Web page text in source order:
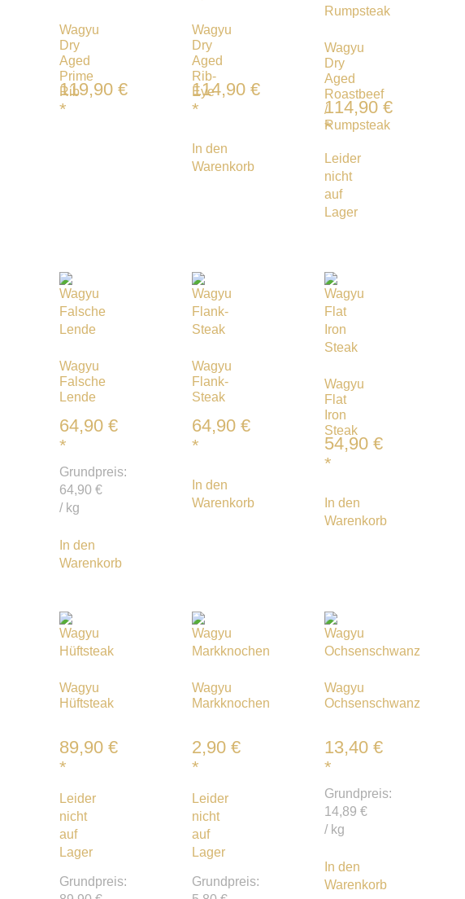
Wagyu
Dry
Aged
Prime
Rib
119,90 €
*
Wagyu
Dry
Aged
Rib-
Eye
114,90 €
*
In den
Warenkorb
Wagyu
Dry
Aged
Roastbeef
/
Rumpsteak
114,90 €
*
Leider
nicht
auf
Lager
Wagyu
Falsche
Lende
64,90 €
*
Grundpreis:
64,90 €
/ kg
In den
Warenkorb
Wagyu
Flank-
Steak
64,90 €
*
In den
Warenkorb
Wagyu
Flat
Iron
Steak
54,90 €
*
In den
Warenkorb
Wagyu
Hüftsteak
89,90 €
*
Leider
nicht
auf
Lager
Grundpreis:
Wagyu
Markknochen
2,90 €
*
Leider
nicht
auf
Lager
Grundpreis:
Wagyu
Ochsenschwanz
13,40 €
*
Grundpreis:
14,89 €
/ kg
In den
Warenkorb